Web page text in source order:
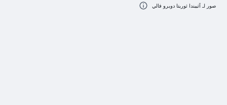
صور لـ آثييندا ثوريتا دويرو فالي